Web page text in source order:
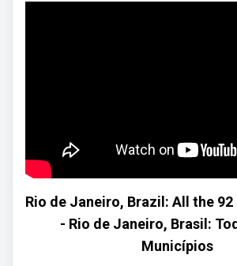
Rio de Janeiro, Brazil: All the
- Rio de Janeiro, Brasil:
Municípios